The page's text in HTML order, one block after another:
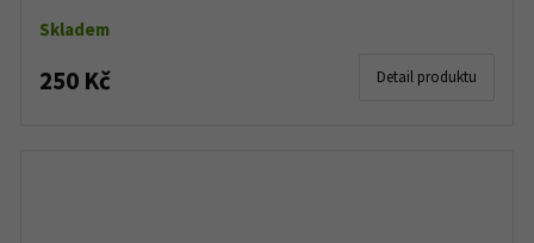
Skladem
250 Kč Detail produktu